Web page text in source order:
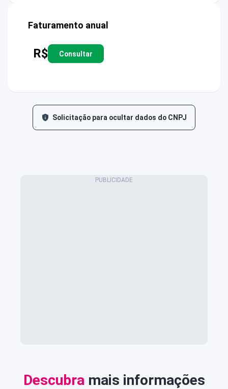
Faturamento anual
R$ Consultar
Solicitação para ocultar dados do CNPJ
Descubra mais informações